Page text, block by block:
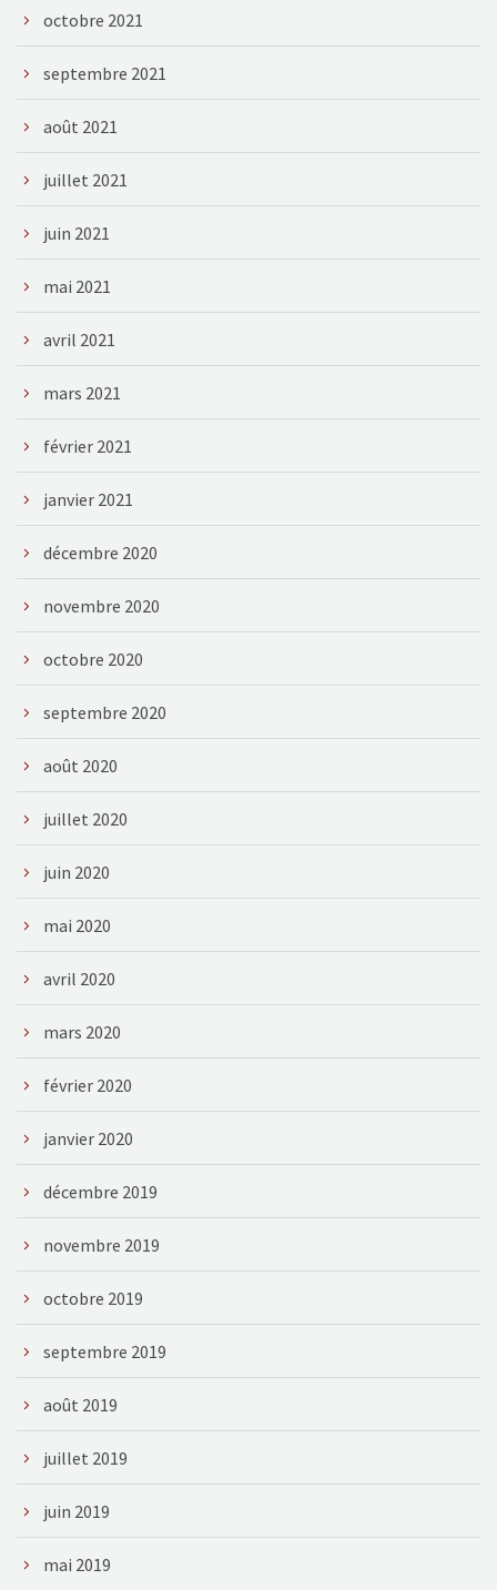
octobre 2021
septembre 2021
août 2021
juillet 2021
juin 2021
mai 2021
avril 2021
mars 2021
février 2021
janvier 2021
décembre 2020
novembre 2020
octobre 2020
septembre 2020
août 2020
juillet 2020
juin 2020
mai 2020
avril 2020
mars 2020
février 2020
janvier 2020
décembre 2019
novembre 2019
octobre 2019
septembre 2019
août 2019
juillet 2019
juin 2019
mai 2019